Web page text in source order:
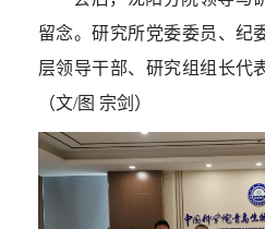
留念。研究所党委委员、纪
层领导干部、研究组组长代
（文/图 宗剑）